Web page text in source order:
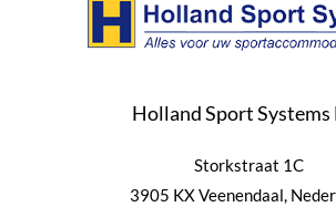
Holland Sport Systems
Storkstraat 1C
3905 KX Veenendaal,